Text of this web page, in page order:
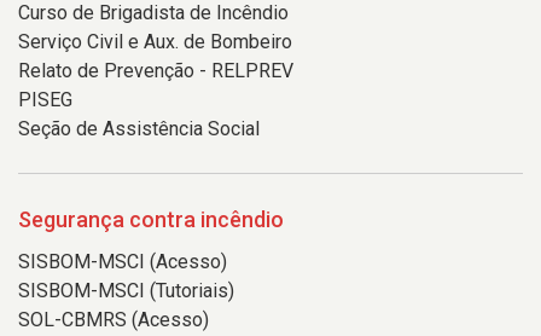
Curso de Brigadista de Incêndio
Serviço Civil e Aux. de Bombeiro
Relato de Prevenção - RELPREV
PISEG
Seção de Assistência Social
Segurança contra incêndio
SISBOM-MSCI (Acesso)
SISBOM-MSCI (Tutoriais)
SOL-CBMRS (Acesso)